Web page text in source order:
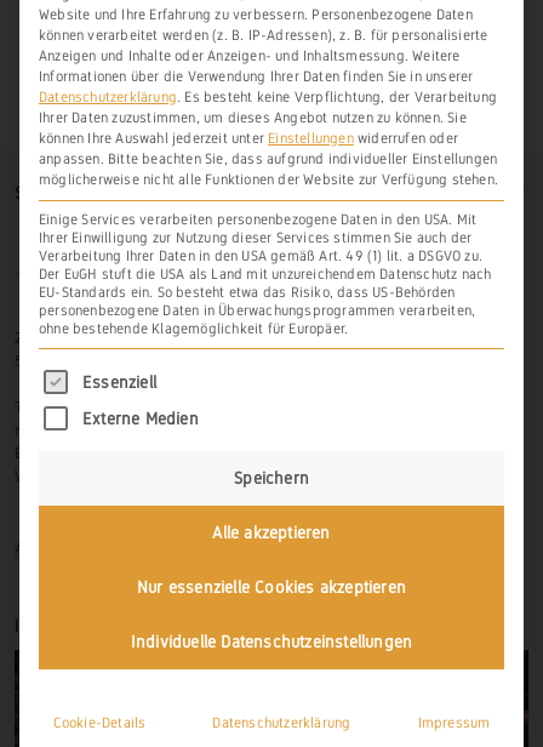
SO FINDEN SIE UNS
Zur Hasenlay 10
56379 Scheidt
Tel.: 06439-326 523
mobil: 0171-3445599
Email: info@weinbau-an-der-lahn.de
Web:
www.weinbau-an-der-lahn.de
Anmelden
Website und Ihre Erfahrung zu verbessern. Personenbezogene Daten
können verarbeitet werden (z. B. IP-Adressen), z. B. für personalisierte
Anzeigen und Inhalte oder Anzeigen- und Inhaltsmessung. Weitere
Informationen über die Verwendung Ihrer Daten finden Sie in unserer
Datenschutzerklärung. Es besteht keine Verpflichtung, der Verarbeitung
Ihrer Daten zuzustimmen, um dieses Angebot nutzen zu können. Sie
können Ihre Auswahl jederzeit unter Einstellungenwiderrufen oder
anpassen. Bitte beachten Sie, dass aufgrund individueller Einstellungen
möglicherweise nicht alle Funktionen der Website zur Verfügung stehen.
Einige Services verarbeiten personenbezogene Daten in den USA. Mit
Ihrer Einwilligung zur Nutzung dieser Services stimmen Sie auch der
Verarbeitung Ihrer Daten in den USA gemäß Art. 49 (1) lit. a DSGVO zu.
Der EuGH stuft die USA als Land mit unzureichendem Datenschutz nach
EU-Standards ein. So besteht etwa das Risiko, dass US-Behörden
personenbezogene Daten in Überwachungsprogrammen verarbeiten,
ohne bestehende Klagemöglichkeit für Europäer.
Es folgt eine Liste der Service-Gruppen, für
Essenziell
Externe Medien
Speichern
Alle akzeptieren
Nur essenzielle Cookies akzeptieren
Individuelle Datenschutzeinstellungen
Cookie-Details Datenschutzerklärung Impressum